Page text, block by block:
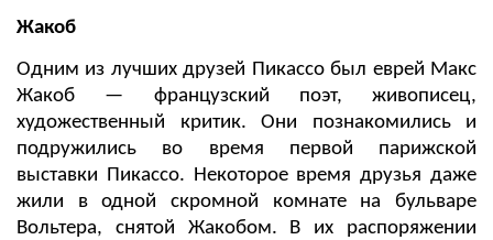
Жакоб
Одним из лучших друзей Пикассо был еврей Макс
Жакоб — французский поэт, живописец,
художественный критик. Они познакомились и
подружились во время первой парижской
выставки Пикассо. Некоторое время друзья даже
жили в одной скромной комнате на бульваре
Вольтера, снятой Жакобом. В их распоряжении